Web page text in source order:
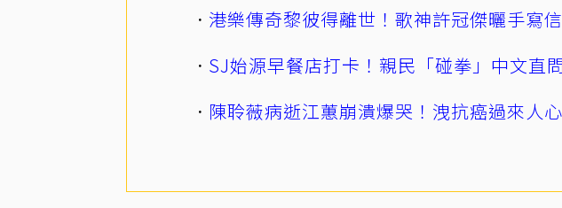
港樂傳奇黎彼得離世！歌神許冠傑曬手寫
SJ始源早餐店打卡！親民「碰拳」中文直
陳聆薇病逝江蕙崩潰爆哭！洩抗癌過來人